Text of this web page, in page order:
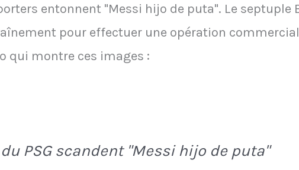
entonnent "Messi hijo de puta". Le septuple
pour effectuer une opération
qui montre ces images :
PSG scandent "Messi hijo de puta"